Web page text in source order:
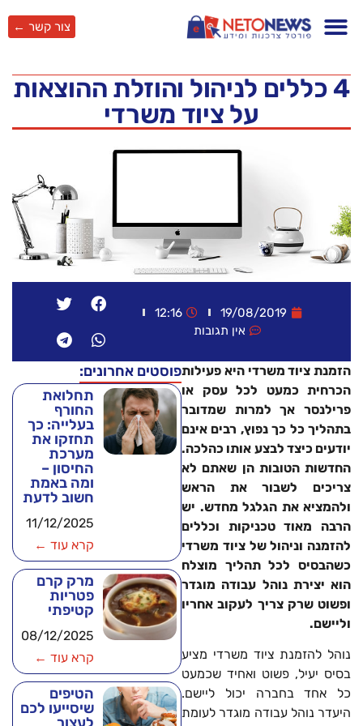
צור קשר ←
4 כללים לניהול והוזלת ההוצאות
על ציוד משרדי
19/08/2019
12:16
אין תגובות
הזמנת ציוד משרדי היא פעילות
הכרחית כמעט לכל עסק או
פרילנסר אך למרות שמדובר
בתהליך כל כך נפוץ, רבים אינם
יודעים כיצד לבצע אותו כהלכה.
החדשות הטובות הן שאתם לא
צריכים לשבור את הראש
ולהמציא את הגלגל מחדש. יש
הרבה מאוד טכניקות וכללים
להזמנה וניהול של ציוד משרדי
כשהבסיס לכל תהליך מוצלח
הוא יצירת נוהל עבודה מוגדר
ופשוט שרק צריך לעקוב אחריו
וליישם.
נוהל להזמנת ציוד משרדי מציע
בסיס יעיל, פשוט ואחיד שכמעט
כל אחד בחברה יכול ליישם.
היעדר נוהל עבודה מוגדר לעומת
פוסטים אחרונים:
תחלואת
החורף
בעלייה: כך
תחזקו את
מערכת
החיסון –
ומה באמת
חשוב לדעת
11/12/2025
קרא עוד ←
מרק קרם
פטריות
קטיפתי
08/12/2025
קרא עוד ←
הטיפים
שיסייעו לכם